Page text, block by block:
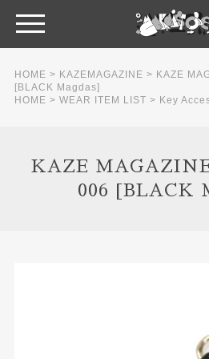
HOME > KAZEMAGAZINE > KAZE
[BLACK Magdas]
HOME > WEAR ITEM LIST > Key
KAZE
006 [BLACK